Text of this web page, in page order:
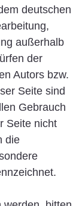
deutschen
außerhalb
der
Autors bzw.
Seite sind
Gebrauch
Seite nicht
die